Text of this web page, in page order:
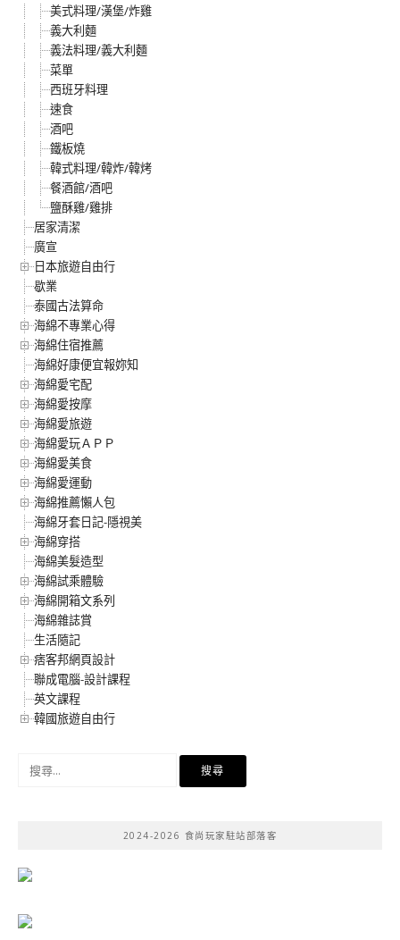
美式料理/漢堡/炸雞
義大利麵
義法料理/義大利麵
菜單
西班牙料理
速食
酒吧
鐵板燒
韓式料理/韓炸/韓烤
餐酒館/酒吧
鹽酥雞/雞排
居家清潔
廣宣
日本旅遊自由行
歇業
泰國古法算命
海綿不專業心得
海綿住宿推薦
海綿好康便宜報妳知
海綿愛宅配
海綿愛按摩
海綿愛旅遊
海綿愛玩ＡＰＰ
海綿愛美食
海綿愛運動
海綿推薦懶人包
海綿牙套日記-隱視美
海綿穿搭
海綿美髮造型
海綿試乘體驗
海綿開箱文系列
海綿雜誌賞
生活隨記
痞客邦網頁設計
聯成電腦-設計課程
英文課程
韓國旅遊自由行
2024-2026 食尚玩家駐站部落客